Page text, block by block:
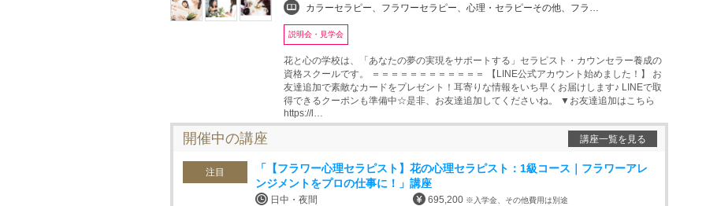
カラーセラピー、フラワーセラピー、心理・セラピーその他、フラワーデザイン・アレンジメント、フラワー・ガーデニングその他
説明会・見学会
花と心の学校は、「あなたの夢の実現をサポートする」セラピスト・カウンセラー養成の
資格スクールです。 ＝＝＝＝＝＝＝＝＝＝＝＝ 【LINE公式アカウント始めました！】 お
友達追加で素敵なカードをプレゼント！耳寄りな情報をいち早くお届けします♪ LINEで取
得できるクーポンも準備中☆是非、お友達追加してくださいね。 ▼お友達追加はこちら
https://l…
開催中の講座 講座一覧を見る
注目
「【フラワー心理セラピスト】花の心理セラピスト：1級コース｜フラワーアレ
ンジメントをプロの仕事に！」講座
日中・夜間 695,200 ※入学金、その他費用は別途